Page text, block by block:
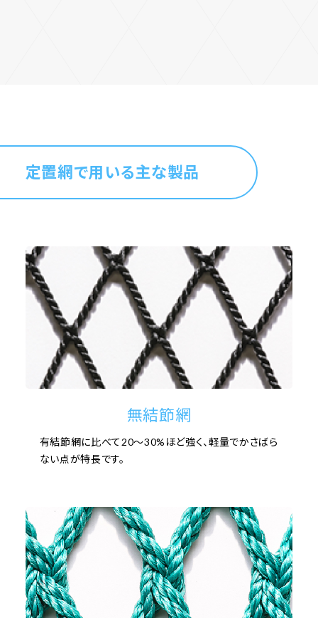
定置網で用いる主な製品
無結節網
有結節網に比べて20〜30%ほど強く、軽量でかさばら
ない点が特長です。